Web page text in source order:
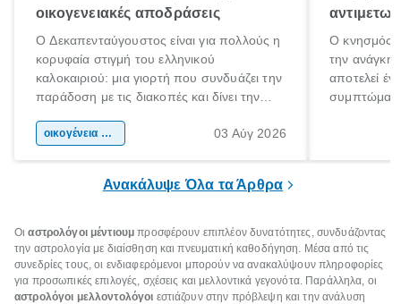
οικογενειακές αποδράσεις
Ο Δεκαπενταύγουστος είναι για πολλούς η
κορυφαία στιγμή του ελληνικού
καλοκαιριού: μια γιορτή που συνδυάζει την
παράδοση με τις διακοπές και δίνει την
χώρας. Είτε πρόκειται για λίγες μέρες
οικογένεια & παιδί 03 Αύγ 2026
Ο κνησμός
την ανάγκη
αποτελεί
Ανακάλυψε Όλα τα Άρθρα
Οιαστρολόγοι μέντιουμ προσφέρουν επιπλέον δυνατότητες, συνδυάζοντας
την αστρολογία με διαίσθηση και πνευματική καθοδήγηση. Μέσα από τις
συνεδρίες τους, οι ενδιαφερόμενοι μπορούν να ανακαλύψουν πληροφορίες
για προσωπικές επιλογές, σχέσεις και μελλοντικά γεγονότα. Παράλληλα, οι
αστρολόγοι μελλοντολόγοι εστιάζουν στην πρόβλεψη και την ανάλυση